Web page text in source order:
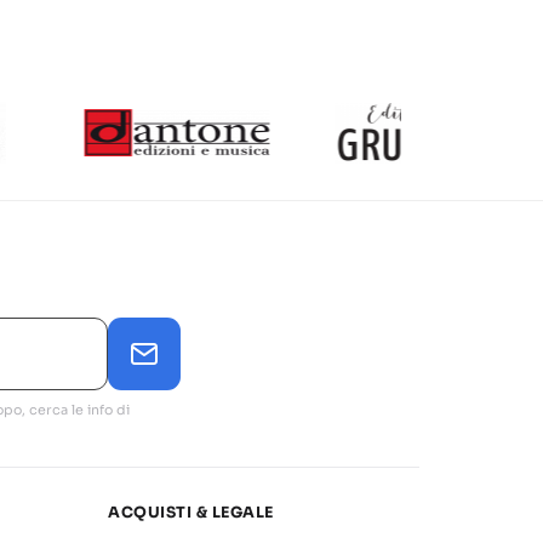
cerca le info di
ACQUISTI & LEGALE